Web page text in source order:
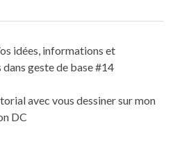
idées, informations et
geste de base #14
avec vous dessiner sur mon
DC